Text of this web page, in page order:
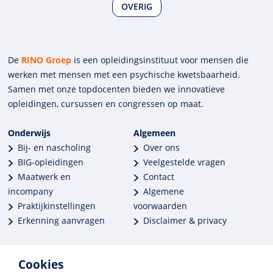
Cookies
OVERIG
De RINO Groep is een opleidings­insti­tuut voor mensen die
werken met mensen met een psychische kwets­baar­heid.
Samen met onze top­docenten bieden we innova­tieve
opleidingen, cursussen en congres­sen op maat.
Onderwijs
Bij- en nascholing
BIG-opleidingen
Maatwerk en
incompany
Praktijkinstellingen
Erkenning aanvragen
Algemeen
Over ons
Veelgestelde vragen
Contact
Algemene
voorwaarden
Disclaimer & privacy